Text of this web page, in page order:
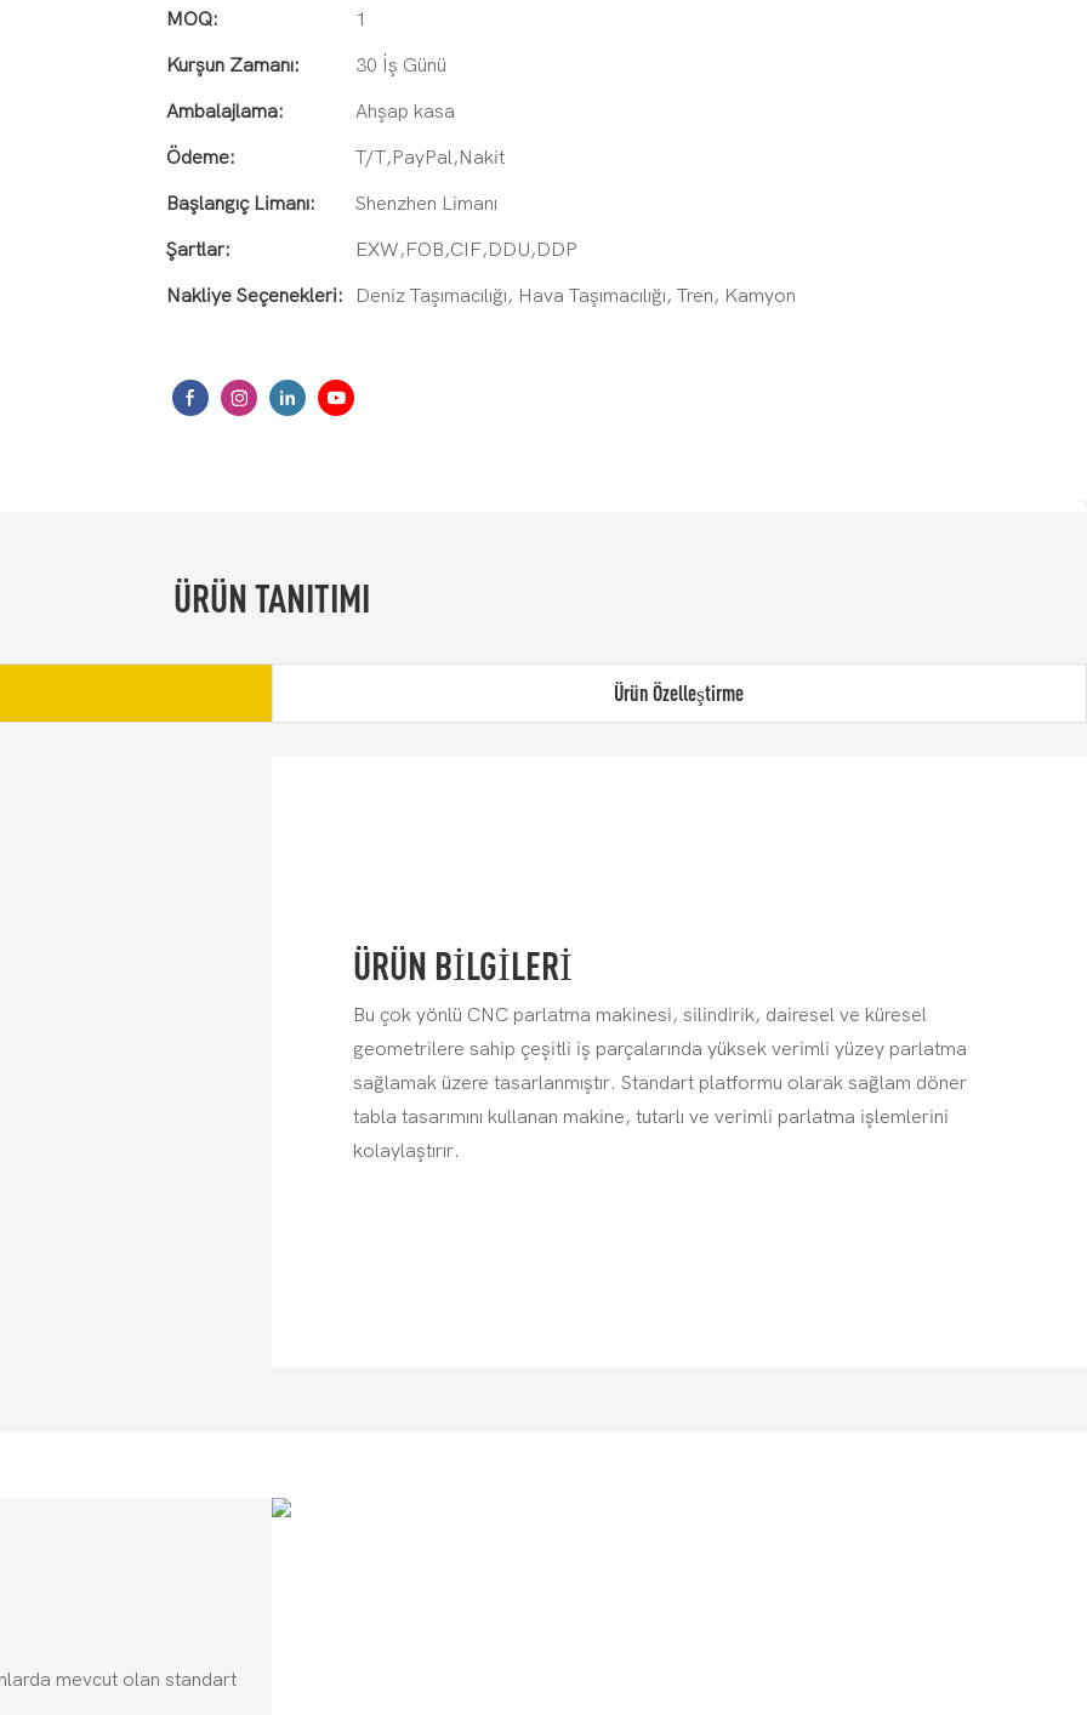
MOQ: 1
Kurşun Zamanı: 30 İş Günü
Ambalajlama: Ahşap kasa
Ödeme: T/T,PayPal,Nakit
Başlangıç ​​Limanı: Shenzhen Limanı
Şartlar: EXW,FOB,CIF,DDU,DDP
Nakliye Seçenekleri: Deniz Taşımacılığı, Hava Taşımacılığı, Tren, Kamyon
ÜRÜN TANITIMI
Ürün Özelleştirme
ÜRÜN BILGILERI
Bu çok yönlü CNC parlatma makinesi, silindirik, dairesel ve küresel
geometrilere sahip çeşitli iş parçalarında yüksek verimli yüzey parlatma
sağlamak üzere tasarlanmıştır. Standart platformu olarak sağlam döner
tabla tasarımını kullanan makine, tutarlı ve verimli parlatma işlemlerini
kolaylaştırır.
mevcut olan standart